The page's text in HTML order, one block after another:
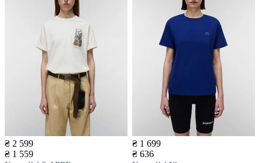
₴ 2 599
₴ 1 559
₴ 1 699
₴ 636